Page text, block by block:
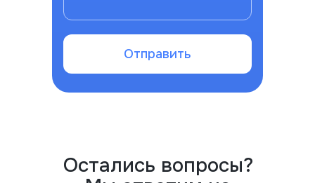
Отправить
Остались вопросы?